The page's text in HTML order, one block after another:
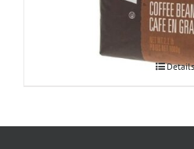
Details